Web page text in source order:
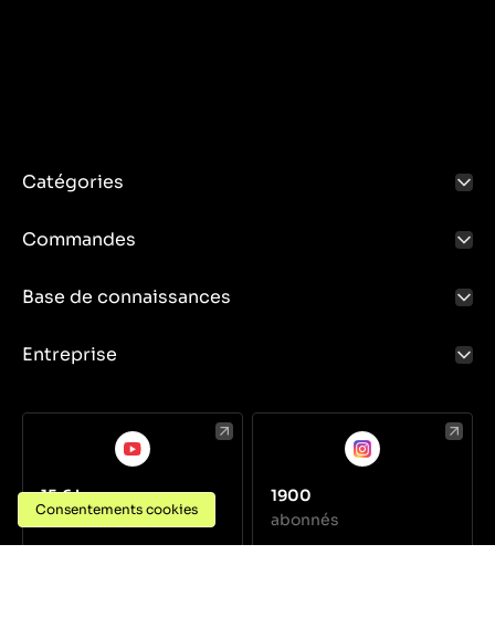
Catégories
Commandes
Base de connaissances
Entreprise
15,6 k
abonnés
1900
abonnés
Consentements cookies